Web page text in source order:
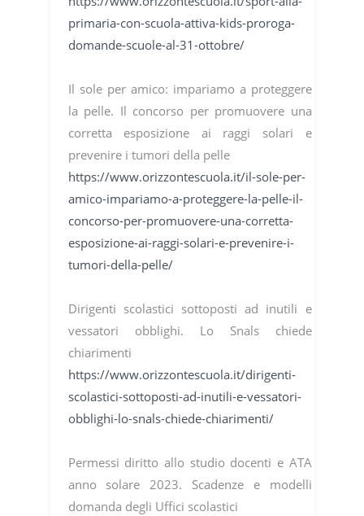
primaria-con-scuola-attiva-kids-proroga-
domande-scuole-al-31-ottobre/
Il sole per amico: impariamo a proteggere
la pelle. Il concorso per promuovere una
corretta esposizione ai raggi solari e
prevenire i tumori della pelle
https://www.orizzontescuola.it/il-sole-per-
amico-impariamo-a-proteggere-la-pelle-il-
concorso-per-promuovere-una-corretta-
esposizione-ai-raggi-solari-e-prevenire-i-
tumori-della-pelle/
Dirigenti scolastici sottoposti ad inutili e
vessatori obblighi. Lo Snals chiede
chiarimenti
https://www.orizzontescuola.it/dirigenti-
scolastici-sottoposti-ad-inutili-e-vessatori-
obblighi-lo-snals-chiede-chiarimenti/
Permessi diritto allo studio docenti e ATA
anno solare 2023. Scadenze e modelli
domanda degli Uffici scolastici